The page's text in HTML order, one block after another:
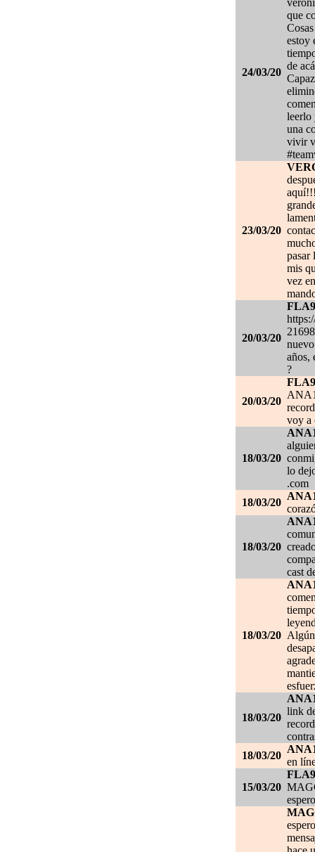
24/03/20
que
estoy
de
leerlo
una
vivir
23/03/20
pasar
mis
vez
20/03/20
años,
?
20/03/20
voy a
18/03/20
lo
.com
18/03/20
18/03/20
cast
18/03/20
18/03/20
link
18/03/20
en
15/03/20